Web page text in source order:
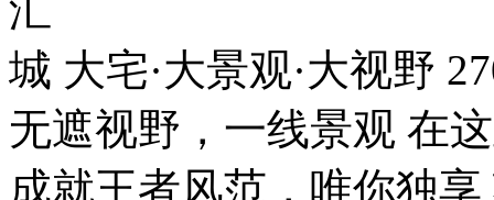
汇
城 大宅·大景观·大视野
无遮视野，一线景观 在
成就王者风范，唯你独